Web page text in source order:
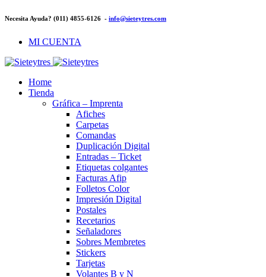
Necesita Ayuda? (011) 4855-6126 - info@sieteytres.com
MI CUENTA
Home
Tienda
Gráfica – Imprenta
Afiches
Carpetas
Comandas
Duplicación Digital
Entradas – Ticket
Etiquetas colgantes
Facturas Afip
Folletos Color
Impresión Digital
Postales
Recetarios
Señaladores
Sobres Membretes
Stickers
Tarjetas
Volantes B y N